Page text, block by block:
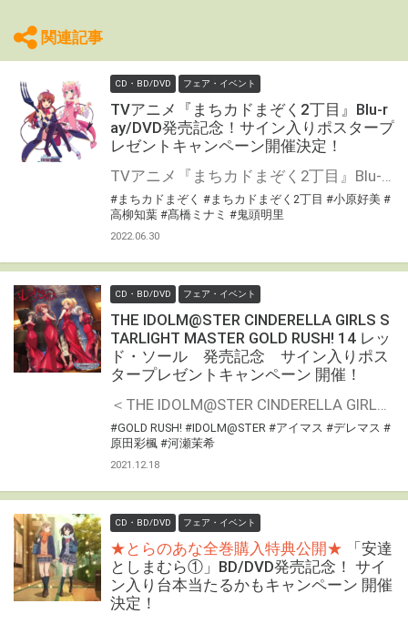
関連記事
CD・BD/DVD フェア・イベント
TVアニメ『まちカドまぞく2丁目』Blu-r
ay/DVD発売記念！サイン入りポスタープ
レゼントキャンペーン開催決定！
TVアニメ『まちカドまぞく2丁目』Blu-ray/DVDの発売を記念して、 「サイン入りポスタープレゼントキャンペーン」の開催が決定しました！ 対象店舗にて対象商品をご購入いただいた方の中から抽選でキャストの直筆サイン入りポスターをプレゼントいたします！ ぜひご応募ください♪
#まちカドまぞく #まちカドまぞく2丁目 #小原好美 #
高柳知葉 #髙橋ミナミ #鬼頭明里
2022.06.30
CD・BD/DVD フェア・イベント
THE IDOLM@STER CINDERELLA GIRLS S
TARLIGHT MASTER GOLD RUSH! 14 レッ
ド・ソール 発売記念 サイン入りポス
タープレゼントキャンペーン 開催！
＜THE IDOLM@STER CINDERELLA GIRLS STARLIGHT MASTER GOLD RUSH! 14 レッド・ソール＞の発売を記念して、 「歌唱キャストサイン入りポスター」プレゼントキャンペーンの開催が決定しました！ 対象店舗にて対象商品をご購入いただいた方の中から抽選でプレゼントいたします！ ぜひご応募ください♪
#GOLD RUSH! #IDOLM@STER #アイマス #デレマス #
原田彩楓 #河瀬茉希
2021.12.18
CD・BD/DVD フェア・イベント
★とらのあな全巻購入特典公開★
「安達
としまむら①」BD/DVD発売記念！ サイ
ン入り台本当たるかもキャンペーン 開催
決定！